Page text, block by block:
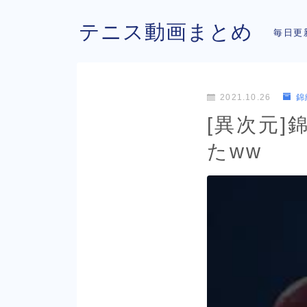
テニス動画まとめ 毎日更
2021.10.26 錦
[異次元]
たww